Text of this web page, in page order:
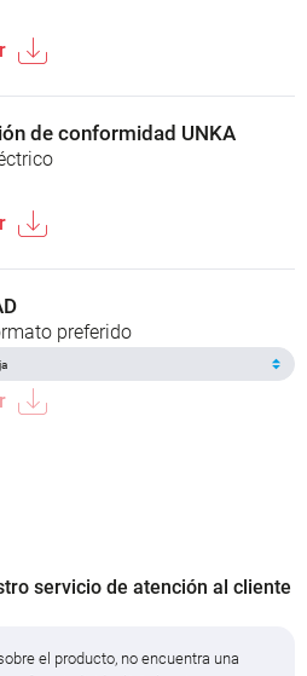
de conformidad UNKA
preferido
servicio de atención al cliente
el producto, no encuentra una